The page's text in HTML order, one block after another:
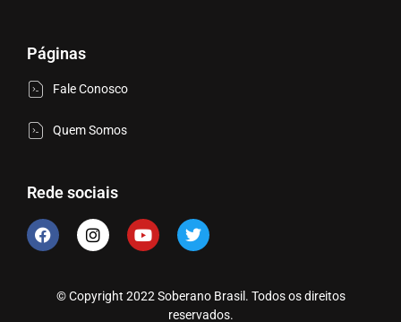
Páginas
Fale Conosco
Quem Somos
Rede sociais
© Copyright 2022 Soberano Brasil. Todos os direitos
reservados.